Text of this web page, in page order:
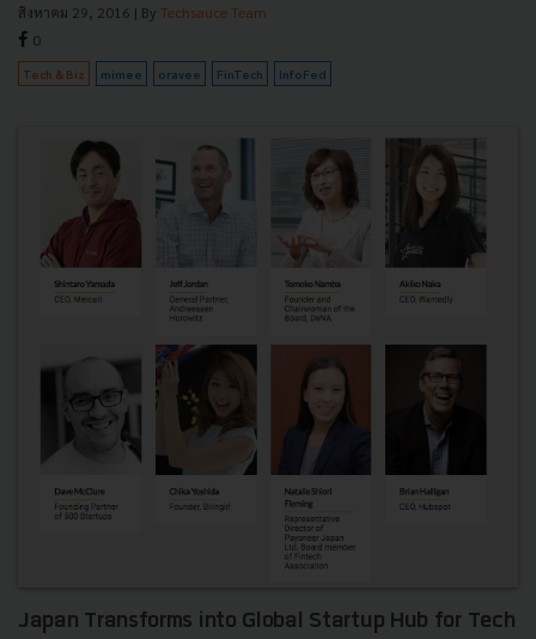
สิงหาคม 29, 2016 | By Techsauce Team
0
Tech & Biz mimee oravee FinTech InfoFed
Japan Transforms into Global Startup Hub for Tech